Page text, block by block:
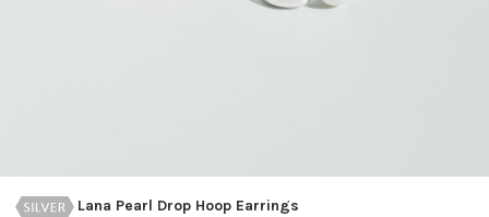
Lana Pearl Drop Hoop Earrings